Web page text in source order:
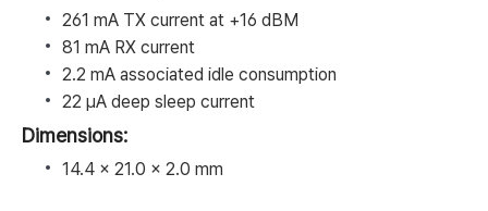
261 mA TX current at +16 dBM
81 mA RX current
2.2 mA associated idle consumption
22 μA deep sleep current
Dimensions:
14.4 x 21.0 x 2.0 mm